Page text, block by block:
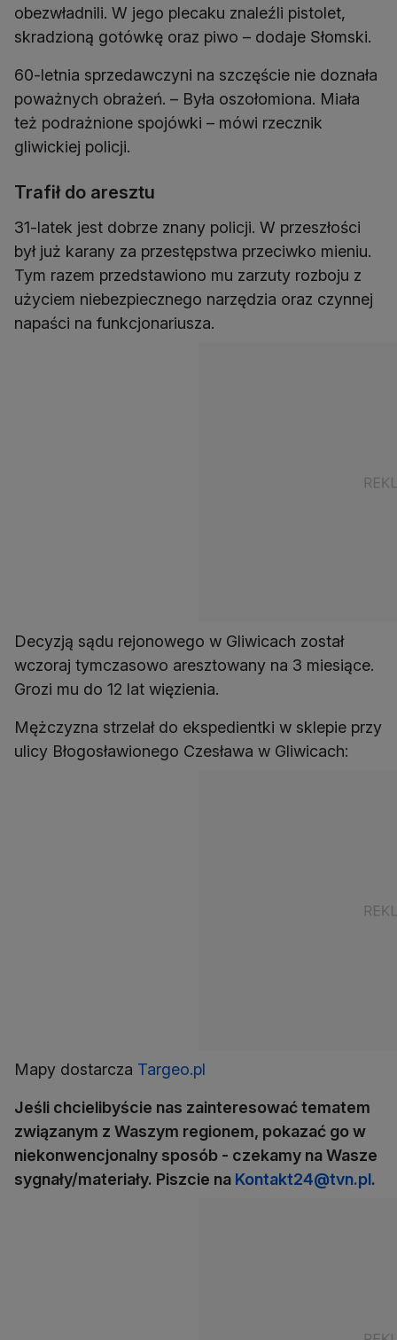
obezwładnili. W jego plecaku znaleźli pistolet,
skradzioną gotówkę oraz piwo – dodaje Słomski.
60-letnia sprzedawczyni na szczęście nie doznała
poważnych obrażeń. – Była oszołomiona. Miała
też podrażnione spojówki – mówi rzecznik
gliwickiej policji.
Trafił do aresztu
31-latek jest dobrze znany policji. W przeszłości
był już karany za przestępstwa przeciwko mieniu.
Tym razem przedstawiono mu zarzuty rozboju z
użyciem niebezpiecznego narzędzia oraz czynnej
napaści na funkcjonariusza.
Decyzją sądu rejonowego w Gliwicach został
wczoraj tymczasowo aresztowany na 3 miesiące.
Grozi mu do 12 lat więzienia.
Mężczyzna strzelał do ekspedientki w sklepie przy
ulicy Błogosławionego Czesława w Gliwicach:
Mapy dostarcza Targeo.pl
Jeśli chcielibyście nas zainteresować tematem
związanym z Waszym regionem, pokazać go w
niekonwencjonalny sposób - czekamy na Wasze
sygnały/materiały. Piszcie na Kontakt24@tvn.pl.